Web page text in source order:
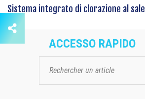
Sistema integrato di clorazione al sale
ACCESSO RAPIDO